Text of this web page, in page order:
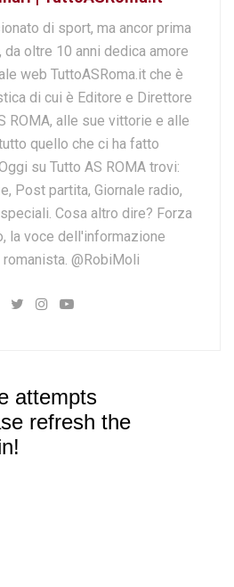
di sport, ma ancor prima
da oltre 10 anni dedica amore
web TuttoASRoma.it che è
di cui è Editore e Direttore
ROMA, alle sue vittorie e alle
quello che ci ha fatto
su Tutto AS ROMA trovi:
Post partita, Giornale radio,
Cosa altro dire? Forza
la voce dell'informazione
@RobiMoli